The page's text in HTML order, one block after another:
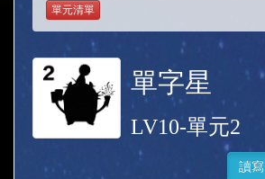
單元清單
單字星
LV10-單元2
讀寫